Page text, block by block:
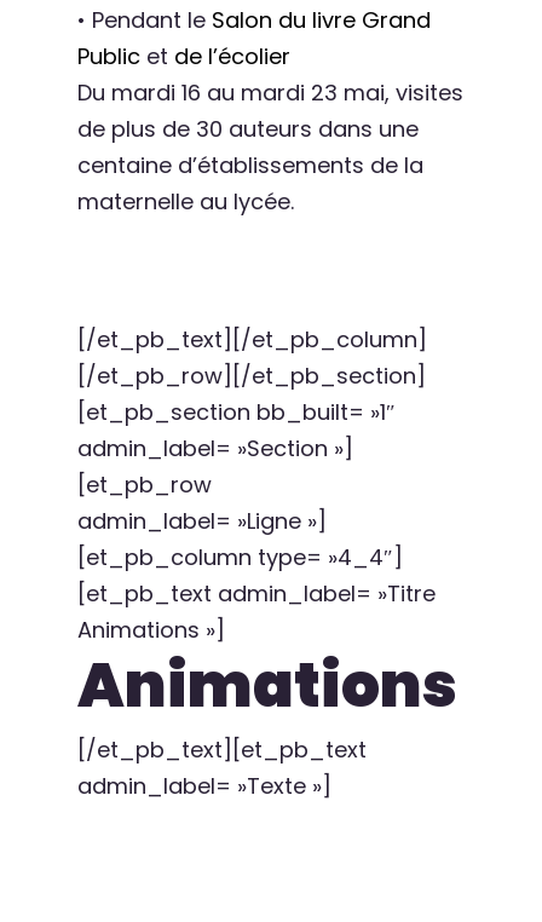
• Pendant le Salon du livre Grand
Public et de l’écolier
Du mardi 16 au mardi 23 mai, visites
de plus de 30 auteurs dans une
centaine d’établissements de la
maternelle au lycée.
[/et_pb_text][/et_pb_column]
[/et_pb_row][/et_pb_section]
[et_pb_section bb_built= »1″
admin_label= »Section »]
[et_pb_row
admin_label= »Ligne »]
[et_pb_column type= »4_4″]
[et_pb_text admin_label= »Titre
Animations »]
Animations
[/et_pb_text][et_pb_text
admin_label= »Texte »]